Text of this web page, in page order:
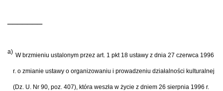
a) W brzmieniu ustalonym przez art. 1 pkt 18 ustawy z dnia 27 czerwca 1996
r. o zmianie ustawy o organizowaniu i prowadzeniu działalności kulturalnej
(Dz. U. Nr 90, poz. 407), która weszła w życie z dniem 26 sierpnia 1996 r.